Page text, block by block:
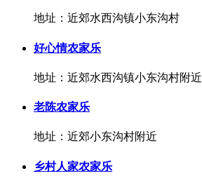
地址：近郊水西沟镇小东沟村
好心情农家乐
地址：近郊水西沟镇小东沟村附近
老陈农家乐
地址：近郊小东沟村附近
乡村人家农家乐